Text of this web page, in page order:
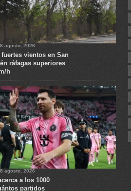
agosto, 2026
vientos en San
ráfagas superiores
h
agosto, 2026
a los 1000
partidos